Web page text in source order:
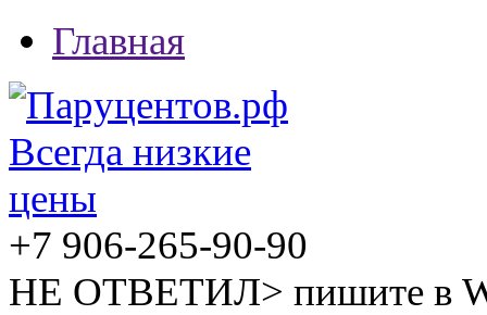
Главная
+7 906-265-90-90
НЕ ОТВЕТИЛ> пишите в